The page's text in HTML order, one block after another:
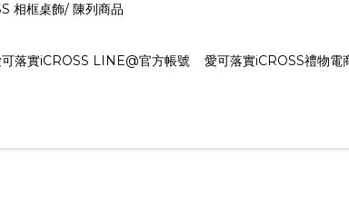
相框桌飾/ 陳列商品
落實iCROSS LINE@官方帳號 愛可落實iCROSS禮物電